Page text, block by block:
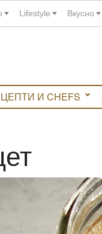
Lifestyle Вкусно
И CHEFS